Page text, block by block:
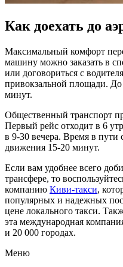
Как доехать до
Максимальный комфорт
машину можно заказать в
или договориться с
привокзальной площади. До
минут.
Общественный транспорт
Первый рейс отходит в 6
в 9-30 вечера. Время в пути
движения 15-20 минут.
Если вам удобнее всего
трансфере, то
компанию Киви-такси,
популярных и надежных
цене локального такси.
эта международная
и 20 000 городах.
Меню